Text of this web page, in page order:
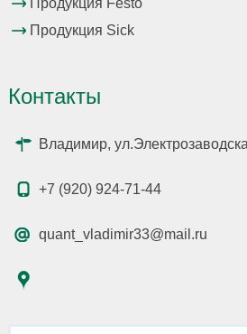
Продукция Festo
Продукция Sick
Контакты
Владимир,
+7 (920) 924-71-44
quant_vladimir33@mail.ru